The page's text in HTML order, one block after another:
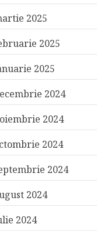
2025
2025
2025
2024
2024
2024
2024
2024
2024